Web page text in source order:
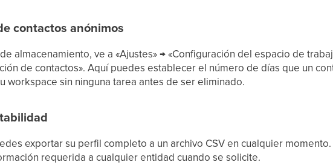
contactos anónimos
almacenamiento, ve a «Ajustes» → «Configuración del espacio de
de contactos». Aquí puedes establecer el número de días que un
workspace sin ninguna tarea antes de ser eliminado.
exportar su perfil completo a un archivo CSV en cualquier
requerida a cualquier entidad cuando se solicite.